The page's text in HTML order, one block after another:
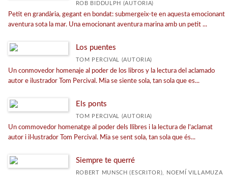
ROB BIDDULPH (AUTORIA)
Petit en grandària, gegant en bondat: submergeix-te en aquesta emocionant
aventura sota la mar. Una emocionant aventura marina amb un petit ...
Los puentes
TOM PERCIVAL (AUTORIA)
Un conmovedor homenaje al poder de los libros y la lectura del aclamado
autor e ilustrador Tom Percival. Mia se siente sola, tan sola que es...
Els ponts
TOM PERCIVAL (AUTORIA)
Un commovedor homenatge al poder dels llibres i la lectura de l'aclamat
autor i il·lustrador Tom Percival. Mia se sent sola, tan sola que és...
Siempre te querré
ROBERT MUNSCH (ESCRITOR), NOEMÍ VILLAMUZA